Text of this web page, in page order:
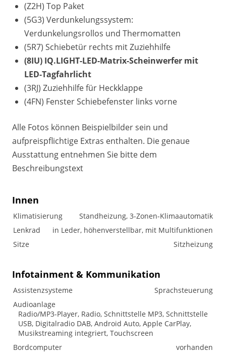
(Z2H) Top Paket
(5G3) Verdunkelungssystem:
Verdunkelungsrollos und Thermomatten
(5R7) Schiebetür rechts mit Zuziehhilfe
(8IU) IQ.LIGHT-LED-Matrix-Scheinwerfer mit
LED-Tagfahrlicht
(3RJ) Zuziehhilfe für Heckklappe
(4FN) Fenster Schiebefenster links vorne
Alle Fotos können Beispielbilder sein und
aufpreispflichtige Extras enthalten. Die genaue
Ausstattung entnehmen Sie bitte dem
Beschreibungstext
Innen
Klimatisierung
Standheizung, 3-Zonen-Klimaautomatik
Lenkrad
in Leder, höhenverstellbar, mit Multifunktionen
Sitze
Sitzheizung
Infotainment & Kommunikation
Assistenzsysteme
Sprachsteuerung
Audioanlage
Radio/MP3-Player, Radio, Schnittstelle MP3, Schnittstelle
USB, Digitalradio DAB, Android Auto, Apple CarPlay,
Musikstreaming integriert, Touchscreen
Bordcomputer
vorhanden